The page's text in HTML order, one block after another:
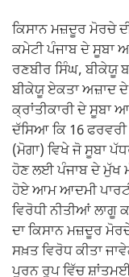
ਕਿਸਾਨ ਮਜ਼ਦੂਰ ਮੋਰਚੇ
ਕਮੇਟੀ ਪੰਜਾਬ ਦੇ ਸੂਬਾ
ਰਣਬੀਰ ਸਿੰਘ, ਬੀਕੇਯੂ
ਬੀਕੇਯੂ ਏਕਤਾ ਅਜ਼ਾਦ
ਕ੍ਰਾਂਤੀਕਾਰੀ ਦੇ ਸੂਬਾ
ਦੱਸਿਆ ਕਿ 16
(ਮੋਗਾ) ਵਿਖੇ ਜੋ ਸੂਬਾ
ਹੋਣ ਲਈ ਪੰਜਾਬ ਦੇ ਮੁੱਖ
ਹੋਏ ਆਮ ਆਦਮੀ
ਵਿਰੋਧੀ ਨੀਤੀਆਂ ਲਾਗੂ
ਦਾ ਕਿਸਾਨ ਮਜ਼ਦੂਰ
ਸਖ਼ਤ ਵਿਰੋਧ ਕੀਤਾ
ਪੂਰਨ ਰੂਪ ਵਿੱਚ